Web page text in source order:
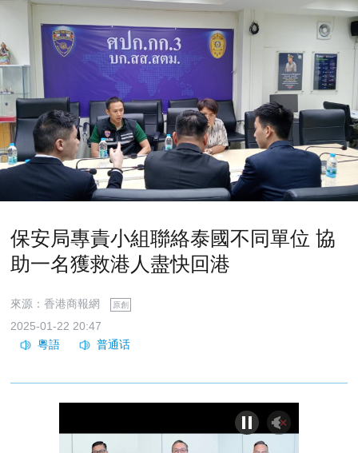
保安局專責小組聯絡泰國不同單位 協
助一名獲救港人盡快回港
來源：香港商報網 原創
2025-01-22 20:47